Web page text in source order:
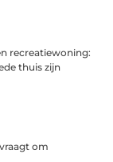
recreatiewoning:
thuis zijn
om